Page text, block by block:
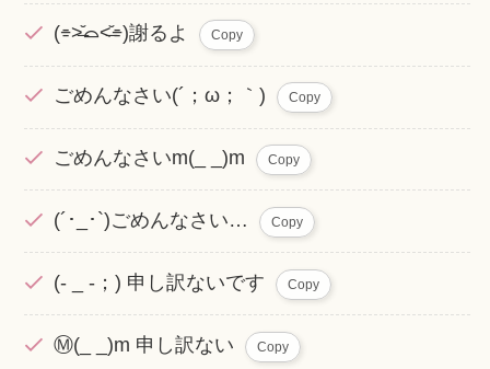
(⌯˃̶̆⌓˂̶̆⌯)謝るよ Copy
ごめんなさい(´；ω；｀) Copy
ごめんなさいm(_ _)m Copy
(´･_･`)ごめんなさい… Copy
(- _ -；) 申し訳ないです Copy
Ⓜ️(_ _)m 申し訳ない Copy